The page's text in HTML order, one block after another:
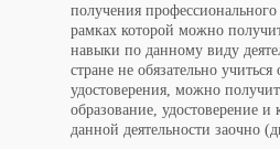
получения профессионального
рамках которой можно
навыки по данному виду
стране не обязательно
удостоверения, можно
образование, удостоверение
данной деятельности заочно